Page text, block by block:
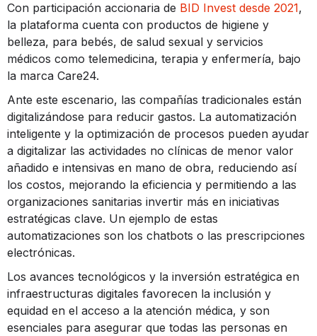
Con participación accionaria de BID Invest desde 2021,
la plataforma cuenta con productos de higiene y
belleza, para bebés, de salud sexual y servicios
médicos como telemedicina, terapia y enfermería, bajo
la marca Care24.
Ante este escenario, las compañías tradicionales están
digitalizándose para reducir gastos. La automatización
inteligente y la optimización de procesos pueden ayudar
a digitalizar las actividades no clínicas de menor valor
añadido e intensivas en mano de obra, reduciendo así
los costos, mejorando la eficiencia y permitiendo a las
organizaciones sanitarias invertir más en iniciativas
estratégicas clave. Un ejemplo de estas
automatizaciones son los chatbots o las prescripciones
electrónicas.
Los avances tecnológicos y la inversión estratégica en
infraestructuras digitales favorecen la inclusión y
equidad en el acceso a la atención médica, y son
esenciales para asegurar que todas las personas en